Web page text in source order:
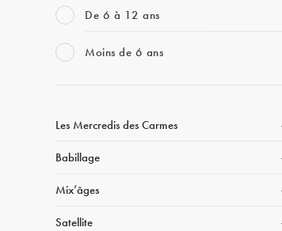
De 6 à 12 ans
Moins de 6 ans
Les Mercredis des Carmes
Babillage
Mix’âges
Satellite